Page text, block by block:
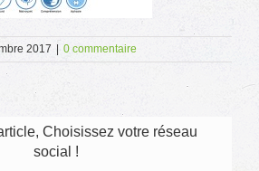
2017 0 commentaire
Choisissez votre réseau
social !